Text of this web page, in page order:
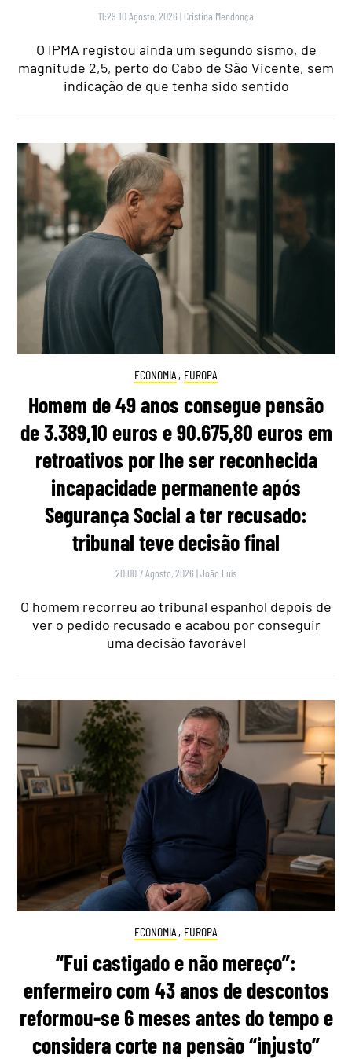
11:29 10 Agosto, 2026 | Cristina Mendonça
O IPMA registou ainda um segundo sismo, de
magnitude 2,5, perto do Cabo de São Vicente, sem
indicação de que tenha sido sentido
ECONOMIA , EUROPA
Homem de 49 anos consegue pensão
de 3.389,10 euros e 90.675,80 euros em
retroativos por lhe ser reconhecida
incapacidade permanente após
Segurança Social a ter recusado:
tribunal teve decisão final
20:00 7 Agosto, 2026 |João Luís
O homem recorreu ao tribunal espanhol depois de
ver o pedido recusado e acabou por conseguir
uma decisão favorável
ECONOMIA , EUROPA
“Fui castigado e não mereço”:
enfermeiro com 43 anos de descontos
reformou-se 6 meses antes do tempo e
considera corte na pensão “injusto”